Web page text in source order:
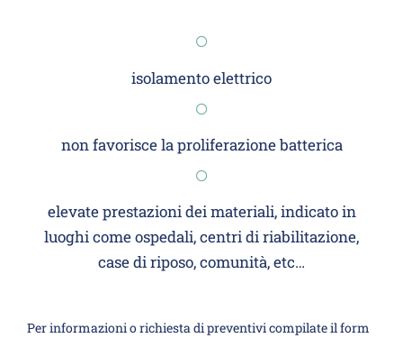
isolamento elettrico
non favorisce la proliferazione batterica
elevate prestazioni dei materiali, indicato in
luoghi come ospedali, centri di riabilitazione,
case di riposo, comunità, etc…
Per informazioni o richiesta di preventivi compilate il form